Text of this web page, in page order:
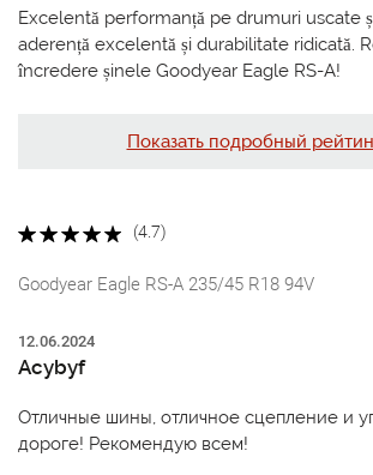
Excelentă performanță pe drumuri uscate
aderență excelentă și durabilitate ridicată.
încredere șinele Goodyear Eagle RS-A!
Показать подробный
(4.7)
Goodyear Eagle RS-A 235/45 R18 94V
12.06.2024
Acybyf
Отличные шины, отличное сцепление и
дороге! Рекомендую всем!